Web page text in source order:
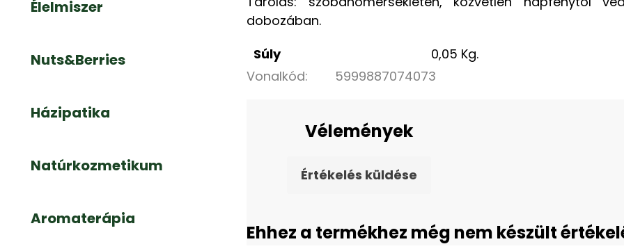
Élelmiszer
Nuts&Berries
Házipatika
Natúrkozmetikum
Aromaterápia
dobozában.
Súly
0,05 Kg.
Vonalkód:
5999887074073
Vélemények
Értékelés küldése
Ehhez a termékhez még nem készült